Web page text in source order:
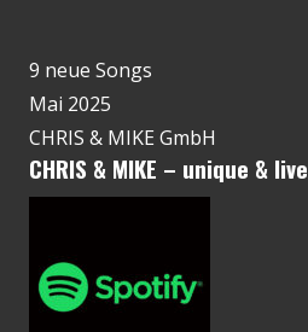
9 neue Songs
Mai 2025
CHRIS & MIKE GmbH
CHRIS & MIKE – unique & live